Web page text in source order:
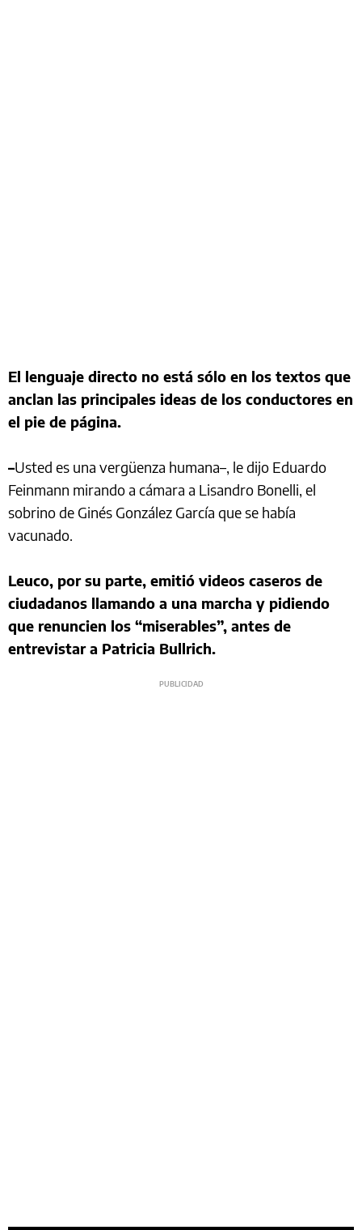
El lenguaje directo no está sólo en los textos que
anclan las principales ideas de los conductores en
el pie de página.
–Usted es una vergüenza humana–, le dijo Eduardo
Feinmann mirando a cámara a Lisandro Bonelli, el
sobrino de Ginés González García que se había
vacunado.
Leuco, por su parte, emitió videos caseros de
ciudadanos llamando a una marcha y pidiendo
que renuncien los “miserables”, antes de
entrevistar a Patricia Bullrich.